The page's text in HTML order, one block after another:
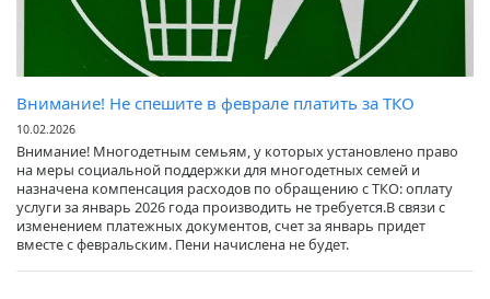
Внимание! Не спешите в феврале платить за ТКО
10.02.2026
Внимание! Многодетным семьям, у которых установлено право
на меры социальной поддержки для многодетных семей и
назначена компенсация расходов по обращению с ТКО: оплату
услуги за январь 2026 года производить не требуется.В связи с
изменением платежных документов, счет за январь придет
вместе с февральским. Пени начислена не будет.